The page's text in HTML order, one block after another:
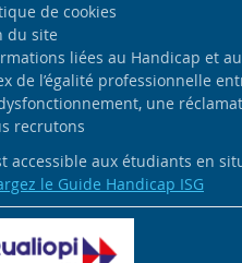
de cookies
du site
liées au Handicap et
de l’égalité professionnelle
une
recrutons
accessible aux étudiants en
le Guide Handicap ISG